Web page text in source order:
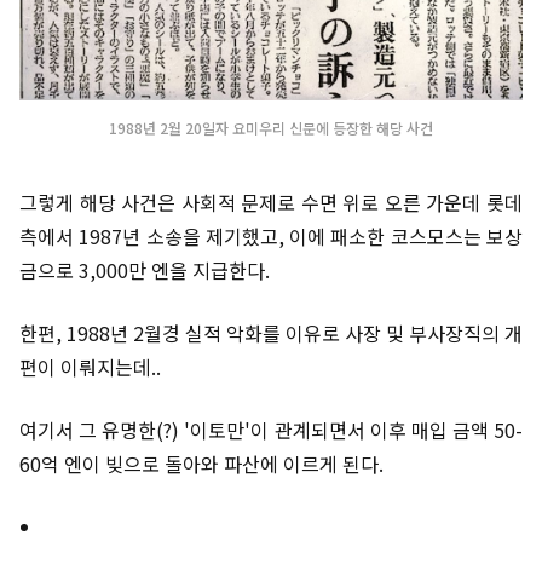
1988년 2월 20일자 요미우리 신문에 등장한 해당 사건
그렇게 해당 사건은 사회적 문제로 수면 위로 오른 가운데 롯데
측에서 1987년 소송을 제기했고, 이에 패소한 코스모스는 보상
금으로 3,000만 엔을 지급한다.
한편, 1988년 2월경 실적 악화를 이유로 사장 및 부사장직의 개
편이 이뤄지는데..
여기서 그 유명한(?) '이토만'이 관계되면서 이후 매입 금액 50-
60억 엔이 빚으로 돌아와 파산에 이르게 된다.